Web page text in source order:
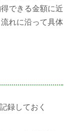
できる金額に近
れに沿って具体
録しておく